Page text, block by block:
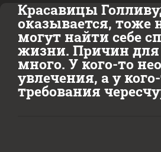
Красавицы
оказывается, тоже
могут найти себе
жизни. Причин для
много. У кого-то
увлечения, а у
требования